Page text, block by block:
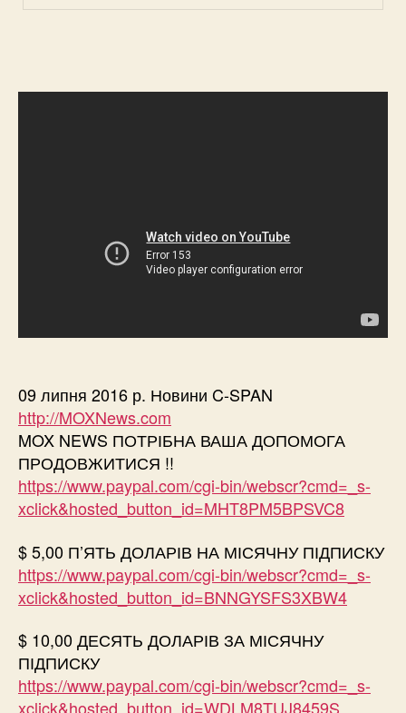
09 липня 2016 р. Новини C-SPAN
http://MOXNews.com
MOX NEWS ПОТРІБНА ВАША ДОПОМОГА
ПРОДОВЖИТИСЯ !!
https://www.paypal.com/cgi-bin/webscr?cmd=_s-
xclick&hosted_button_id=MHT8PM5BPSVC8
$ 5,00 П’ЯТЬ ДОЛАРІВ НА МІСЯЧНУ ПІДПИСКУ
https://www.paypal.com/cgi-bin/webscr?cmd=_s-
xclick&hosted_button_id=BNNGYSFS3XBW4
$ 10,00 ДЕСЯТЬ ДОЛАРІВ ЗА МІСЯЧНУ
ПІДПИСКУ
https://www.paypal.com/cgi-bin/webscr?cmd=_s-
xclick&hosted_button_id=WDLM8TUJ8459S